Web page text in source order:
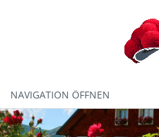
NAVIGATION ÖFFNEN